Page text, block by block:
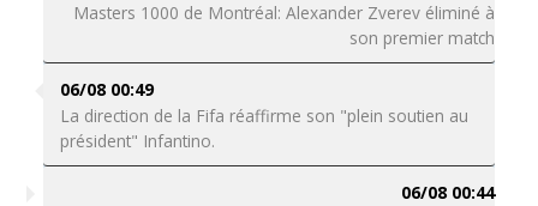
Masters 1000 de Montréal: Alexander Zverev éliminé à
son premier match
06/08 00:49
La direction de la Fifa réaffirme son "plein soutien au
président" Infantino.
06/08 00:44